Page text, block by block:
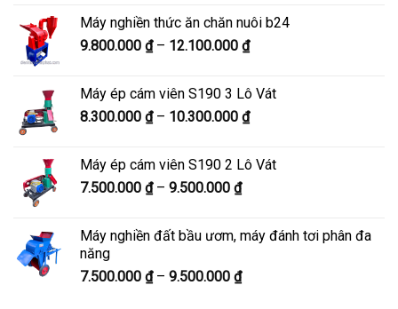
5.900.000 ₫
đến
Máy nghiền thức ăn chăn nuôi b24
9.800.000 ₫ – 12.100.000 ₫Khoảng
9.800.000 ₫
đến
Máy ép cám viên S190 3 Lô Vát
8.300.000 ₫ – 10.300.000 ₫Khoảng
8.300.000 ₫
Máy ép cám viên S190 2 Lô Vát
7.500.000 ₫ – 9.500.000 ₫Khoảng
7.500.000 ₫
9.500.000 ₫
Máy nghiền đất bầu ươm, máy đánh tơi phân đa
năng
7.500.000 ₫ – 9.500.000 ₫Khoảng